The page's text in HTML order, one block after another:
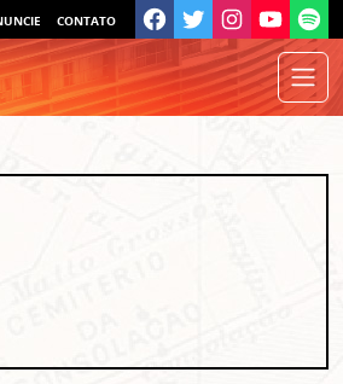
CONTATO